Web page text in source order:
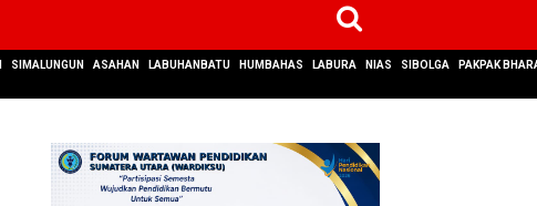
SIMALUNGUN ASAHAN LABUHANBATU HUMBAHAS LABURA NIAS SIBOLGA PAKPAK